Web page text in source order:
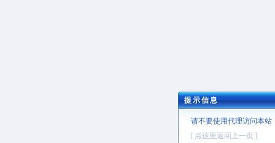
提示信息
请不要使用代理访问本站
[ 点这里返回上一页 ]